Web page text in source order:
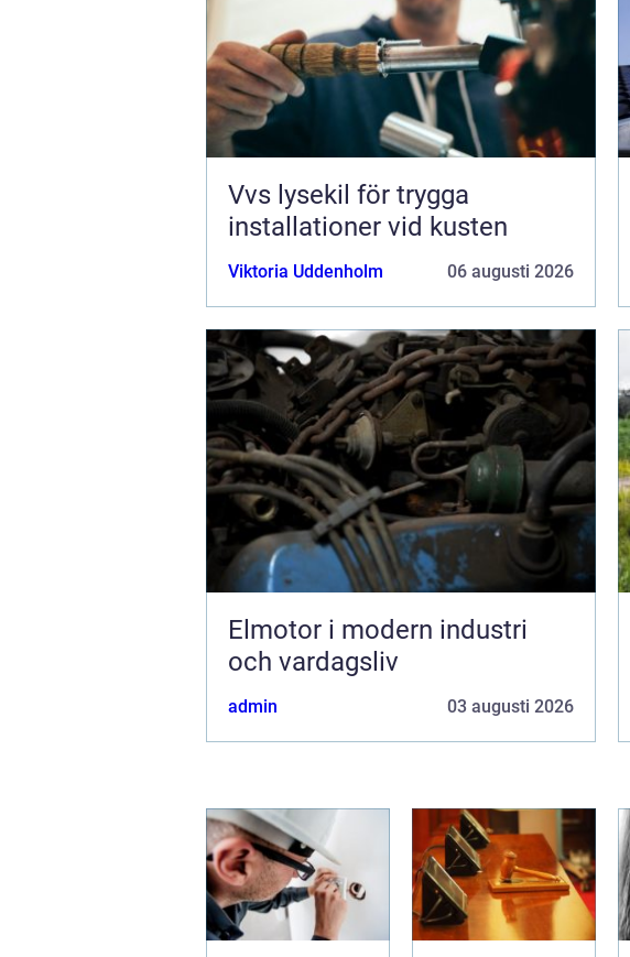
Vvs lysekil för trygga
installationer vid kusten
Viktoria Uddenholm 06 augusti 2026
Elmotor i modern industri
och vardagsliv
admin 03 augusti 2026